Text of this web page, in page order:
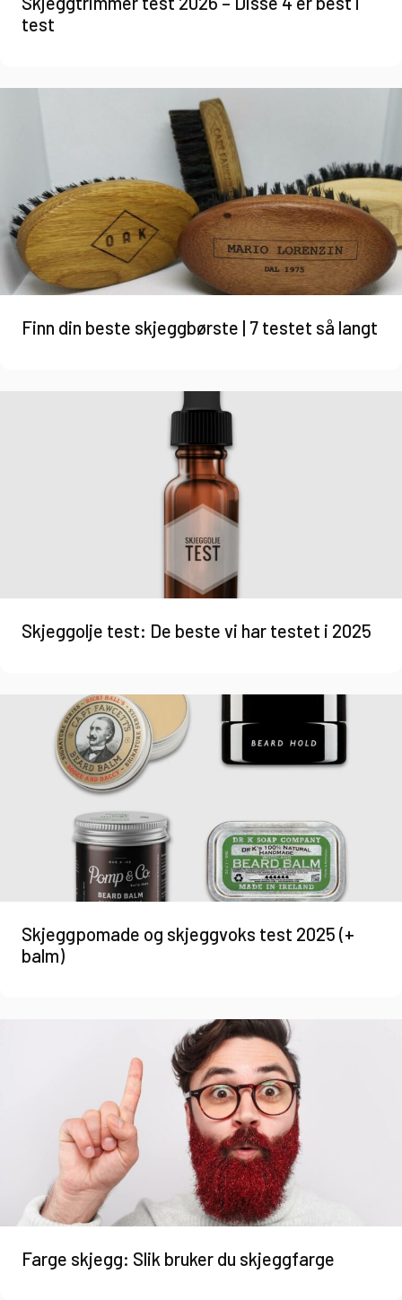
test
Finn din beste skjeggbørste | 7 testet så langt
Skjeggolje test: De beste vi har testet i 2025
Skjeggpomade og skjeggvoks test 2025 (+
balm)
Farge skjegg: Slik bruker du skjeggfarge